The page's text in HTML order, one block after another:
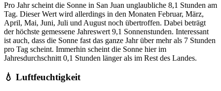
Pro Jahr scheint die Sonne in San Juan unglaubliche 8,1 Stunden am
Tag. Dieser Wert wird allerdings in den Monaten Februar, März,
April, Mai, Juni, Juli und August noch übertroffen. Dabei beträgt
der höchste gemessene Jahreswert 9,1 Sonnenstunden. Interessant
ist auch, dass die Sonne fast das ganze Jahr über mehr als 7 Stunden
pro Tag scheint. Immerhin scheint die Sonne hier im
Jahresdurchschnitt 0,1 Stunden länger als im Rest des Landes.
💧 Luftfeuchtigkeit